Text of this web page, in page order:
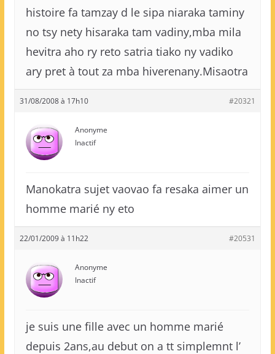
histoire fa tamzay d le sipa niaraka taminy
no tsy nety hisaraka tam vadiny,mba mila
hevitra aho ry reto satria tiako ny vadiko
ary pret à tout za mba hiverenany.Misaotra
31/08/2008 à 17h10 #20321
Anonyme
Inactif
Manokatra sujet vaovao fa resaka aimer un
homme marié ny eto
22/01/2009 à 11h22 #20531
Anonyme
Inactif
je suis une fille avec un homme marié
depuis 2ans,au debut on a tt simplemnt l’